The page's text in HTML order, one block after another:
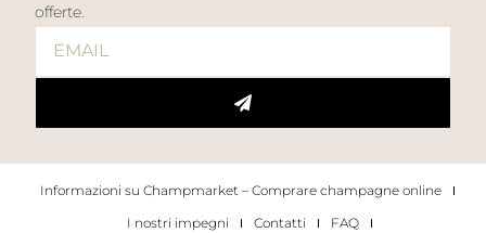
offerte.
Informazioni su Champmarket – Comprare champagne online
I nostri impegni
Contatti
FAQ